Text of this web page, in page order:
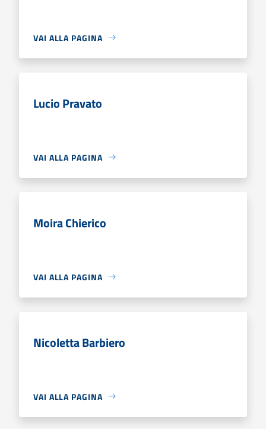
VAI ALLA PAGINA
Lucio Pravato
VAI ALLA PAGINA
Moira Chierico
VAI ALLA PAGINA
Nicoletta Barbiero
VAI ALLA PAGINA